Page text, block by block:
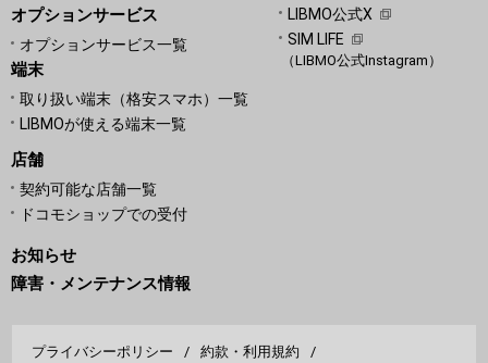
オプションサービス
オプションサービス一覧
端末
取り扱い端末（格安スマホ）一覧
LIBMOが使える端末一覧
店舗
契約可能な店舗一覧
ドコモショップでの受付
LIBMO公式X
SIM LIFE
（LIBMO公式Instagram）
お知らせ
障害・メンテナンス情報
プライバシーポリシー
約款・利用規約